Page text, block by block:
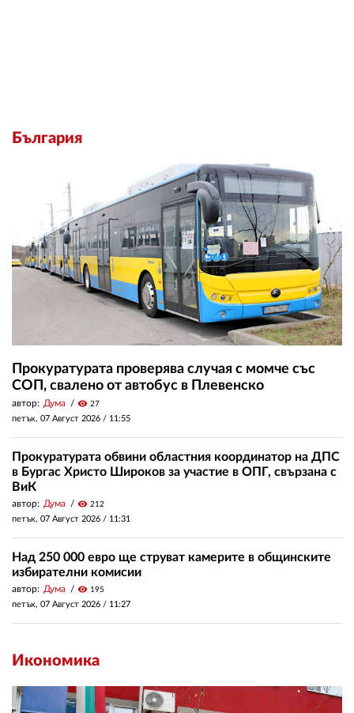
България
Прокуратурата проверява случая с момче със
СОП, свалено от автобус в Плевенско
автор: Дума visibility 27
петък, 07 Август 2026 / 11:55
Прокуратурата обвини областния координатор на ДПС
в Бургас Христо Широков за участие в ОПГ, свързана с
ВиК
автор: Дума visibility 212
петък, 07 Август 2026 / 11:31
Над 250 000 евро ще струват камерите в общинските
избирателни комисии
автор: Дума visibility 195
петък, 07 Август 2026 / 11:27
Икономика